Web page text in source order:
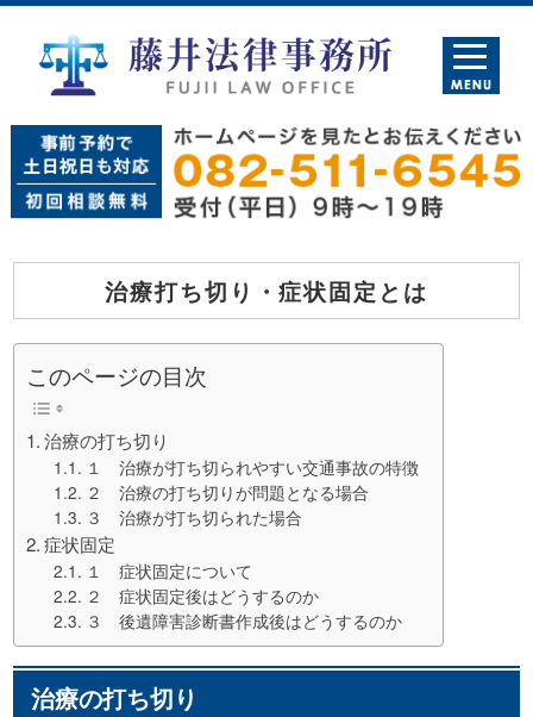
治療打ち切り・症状固定とは
このページの目次
治療の打ち切り
１ 治療が打ち切られやすい交通事故の特徴
２ 治療の打ち切りが問題となる場合
３ 治療が打ち切られた場合
症状固定
１ 症状固定について
２ 症状固定後はどうするのか
３ 後遺障害診断書作成後はどうするのか
治療の打ち切り